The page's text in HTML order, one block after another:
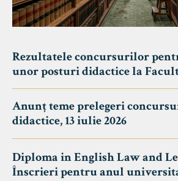
Rezultatele concursurilor
unor posturi didactice la
Anunț teme prelegeri
didactice, 13 iulie 2026
Diploma in English Law and
Înscrieri pentru anul